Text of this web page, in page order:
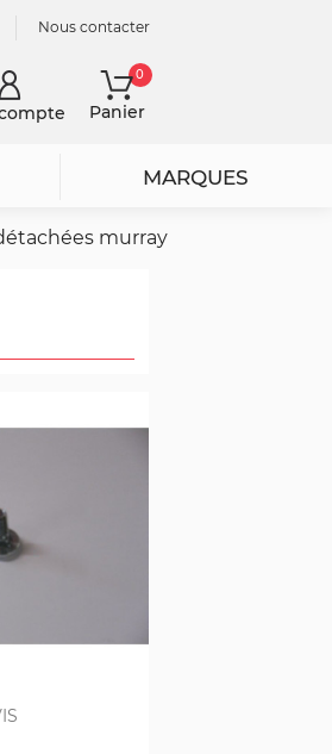
Nous contacter
Panier
0
MARQUES
murray